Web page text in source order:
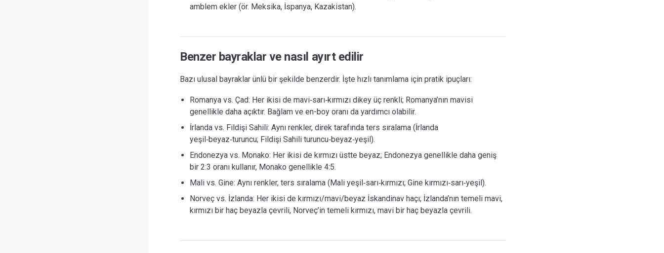
amblem ekler (ör. Meksika, İspanya, Kazakistan).
Benzer bayraklar ve nasıl ayırt edilir
Bazı ulusal bayraklar ünlü bir şekilde benzerdir. İşte hızlı tanımlama için pratik ipuçları:
Romanya vs. Çad: Her ikisi de mavi‑sarı‑kırmızı dikey üç renkli; Romanya’nın mavisi
genellikle daha açıktır. Bağlam ve en-boy oranı da yardımcı olabilir.
İrlanda vs. Fildişi Sahili: Aynı renkler, direk tarafında ters sıralama (İrlanda
yeşil‑beyaz‑turuncu; Fildişi Sahili turuncu‑beyaz‑yeşil).
Endonezya vs. Monako: Her ikisi de kırmızı üstte beyaz; Endonezya genellikle daha geniş
bir 2:3 oranı kullanır, Monako genellikle 4:5.
Mali vs. Gine: Aynı renkler, ters sıralama (Mali yeşil‑sarı‑kırmızı; Gine kırmızı‑sarı‑yeşil).
Norveç vs. İzlanda: Her ikisi de kırmızı/mavi/beyaz İskandinav haçı; İzlanda’nın temeli mavi,
kırmızı bir haç beyazla çevrili, Norveç’in temeli kırmızı, mavi bir haç beyazla çevrili.